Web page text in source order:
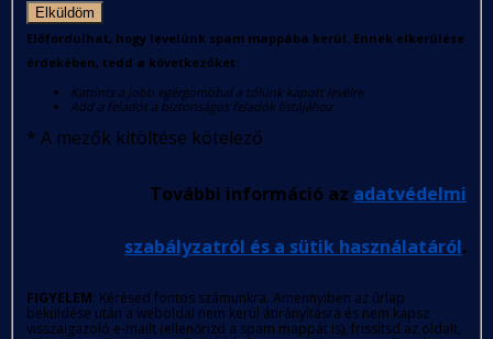
Elküldöm
Előfordulhat, hogy levelünk spam mappába kerül. Ennek elkerülése
érdekében, tedd a következőket:
Kattints a jobb egérgombbal a tőlünk kapott levélre
Add a feladót a biztonságos feladók listájához
* A mezők kitöltése kötelező
További információ az adatvédelmi
szabályzatról és a sütik használatáról.
FIGYELEM: Kérésed fontos számunkra. Amennyiben az űrlap
beküldése után a weboldal nem kerül átirányításra és nem kapsz
visszaigazoló e-mailt (ellenőrizd a spam mappát is), frissítsd az oldalt,